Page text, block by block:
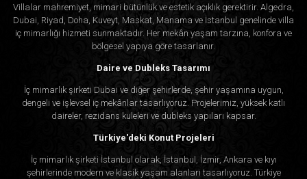
Villalar mahremiyet, mimari bütünlük ve estetik açıklık gerektirir. Algedra,
Dubai, Riyad, Doha, Kuveyt, Maskat, Manama ve İstanbul genelinde villa
iç mimarlığı hizmeti sunmaktadır. Her mekân yaşam tarzına, konfora ve
bölgesel yapıya göre tasarlanır.
Daire ve Dubleks Tasarımı
İç mimarlık şirketi Dubai ve diğer şehirlerde, şehir yaşamına uygun,
dengeli ve işlevsel iç mekânlar tasarlıyoruz. Projelerimiz, yüksek katlı
daireler, rezidans kuleleri ve dubleks yapıları kapsar.
Türkiye'deki Konut Projeleri
İç mimarlık şirketi İstanbul olarak, İstanbul, İzmir, Ankara ve kıyı
şehirlerinde modern ve klasik yaşam alanları tasarlıyoruz. Türkiye